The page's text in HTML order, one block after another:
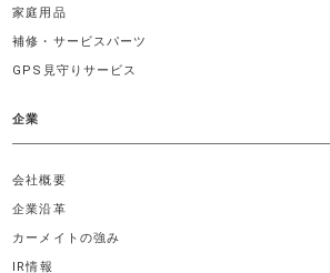
家庭用品
補修・サービスパーツ
GPS見守りサービス
企業
会社概要
企業沿革
カーメイトの強み
IR情報